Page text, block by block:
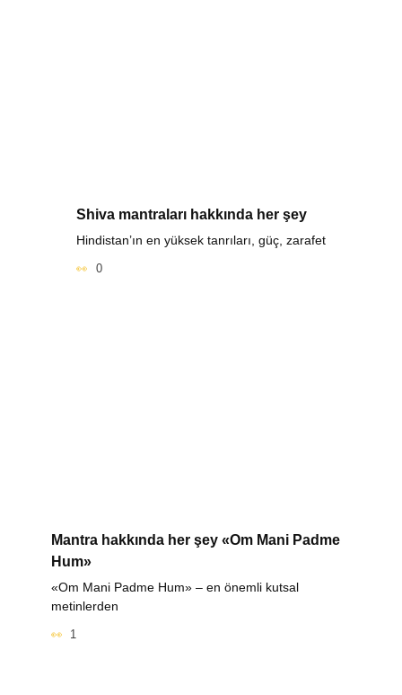
Shiva mantraları hakkında her şey
Hindistan’ın en yüksek tanrıları, güç, zarafet
0
Mantra hakkında her şey «Om Mani Padme
Hum»
«Om Mani Padme Hum» – en önemli kutsal
metinlerden
1